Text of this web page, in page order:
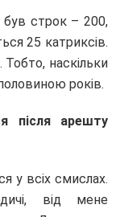
був строк – 200,
25 катриксів.
наскільки
років.
після арешту
у всіх смислах.
від мене